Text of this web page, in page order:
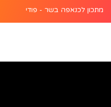
מתכון לכנאפה בשר - פודי